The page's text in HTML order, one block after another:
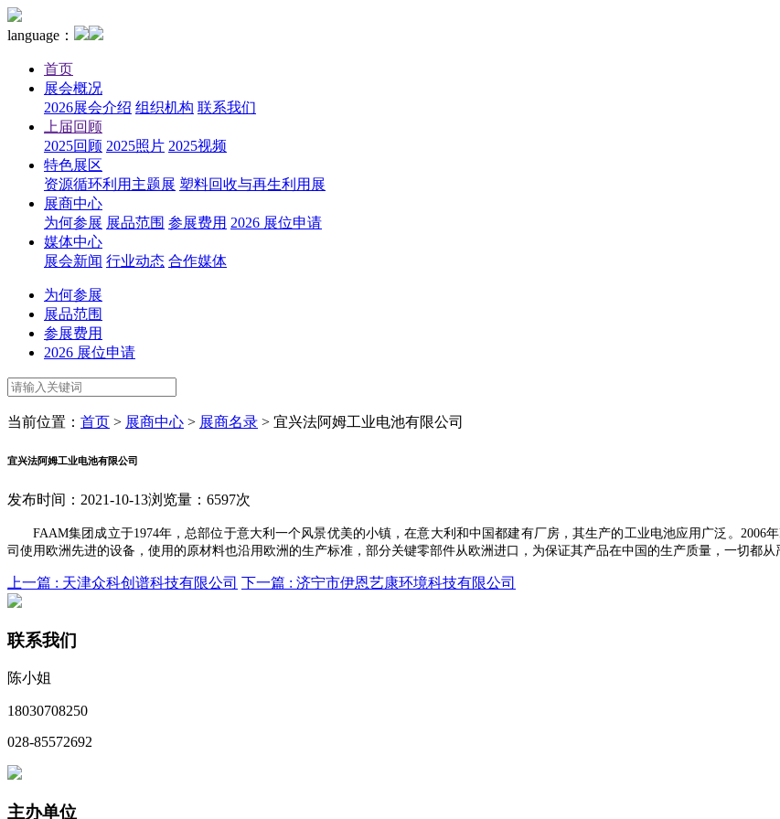
language：
首页
展会概况
2026展会介绍 组织机构 联系我们
上届回顾
2025回顾 2025照片 2025视频
特色展区
资源循环利用主题展 塑料回收与再生利用展
展商中心
为何参展 展品范围 参展费用 2026 展位申请
媒体中心
展会新闻 行业动态 合作媒体
为何参展
展品范围
参展费用
2026 展位申请
当前位置： 首页 > 展商中心 > 展商名录 > 宜兴法阿姆工业电池有限公司
宜兴法阿姆工业电池有限公司
发布时间：2021-10-13浏览量：6597次
FAAM集团成立于1974年，总部位于意大利一个风景优美的小镇，在意大利和中国都建有厂房，其生产的工业电池应用广泛 。 2006
司使用欧洲先进的设备，使用的原材料也沿用欧洲的生产标准，部分关键零部件从欧洲进口 ， 为保证其产品在中国的生产质量，一切都从
上一篇 : 天津众科创谱科技有限公司 下一篇 : 济宁市伊恩艺康环境科技有限公司
联系我们
陈小姐
18030708250
028-85572692
主办单位